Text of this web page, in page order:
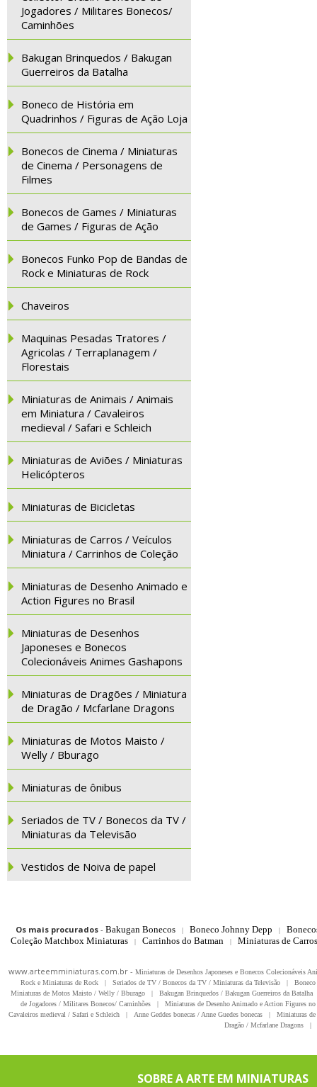
Jogadores / Militares Bonecos/
Caminhões
Bakugan Brinquedos / Bakugan
Guerreiros da Batalha
Boneco de História em
Quadrinhos / Figuras de Ação Loja
Bonecos de Cinema / Miniaturas
de Cinema / Personagens de
Filmes
Bonecos de Games / Miniaturas
de Games / Figuras de Ação
Bonecos Funko Pop de Bandas de
Rock e Miniaturas de Rock
Chaveiros
Maquinas Pesadas Tratores /
Agricolas / Terraplanagem /
Florestais
Miniaturas de Animais / Animais
em Miniatura / Cavaleiros
medieval / Safari e Schleich
Miniaturas de Aviões / Miniaturas
Helicópteros
Miniaturas de Bicicletas
Miniaturas de Carros / Veículos
Miniatura / Carrinhos de Coleção
Miniaturas de Desenho Animado e
Action Figures no Brasil
Miniaturas de Desenhos
Japoneses e Bonecos
Colecionáveis Animes Gashapons
Miniaturas de Dragões / Miniatura
de Dragão / Mcfarlane Dragons
Miniaturas de Motos Maisto /
Welly / Bburago
Miniaturas de ônibus
Seriados de TV / Bonecos da TV /
Miniaturas da Televisão
Vestidos de Noiva de papel
Os mais procurados- Bakugan Bonecos | Boneco Johnny Depp |
Coleção Matchbox Miniaturas
| Carrinhos do Batman | Miniaturas de
www.arteemminiaturas.com.br - Miniaturas de Desenhos Japoneses e Bonecos Colecionáveis
Rock e Miniaturas de Rock
| Seriados de TV / Bonecos da TV / Miniaturas da Televisão |
Miniaturas de Motos Maisto / Welly / Bburago
| Bakugan Brinquedos / Bakugan Guerreiros da Batalha
de Jogadores / Militares Bonecos/ Caminhões
|
Miniaturas de Desenho Animado e Action Figures
Cavaleiros medieval / Safari e Schleich
| Anne Geddes bonecas / Anne Guedes bonecas |
Miniaturas
Dragão / Mcfarlane Dragons
|
SOBRE A ARTE EM MINIATURAS